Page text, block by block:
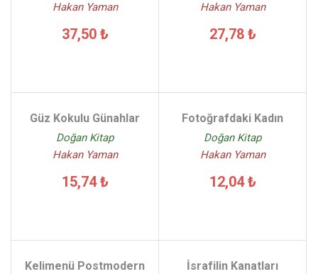
Hakan Yaman
37,50 ₺
Hakan Yaman
27,78 ₺
Güz Kokulu Günahlar
Doğan Kitap
Hakan Yaman
15,74 ₺
Fotoğrafdaki Kadın
Doğan Kitap
Hakan Yaman
12,04 ₺
Kelimenü Postmodern
İsrafilin Kanatları